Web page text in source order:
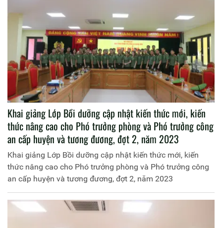
Khai giảng Lớp Bồi dưỡng cập nhật kiến thức mới, kiến
thức nâng cao cho Phó trưởng phòng và Phó trưởng công
an cấp huyện và tương đương, đợt 2, năm 2023
Khai giảng Lớp Bồi dưỡng cập nhật kiến thức mới, kiến
thức nâng cao cho Phó trưởng phòng và Phó trưởng công
an cấp huyện và tương đương, đợt 2, năm 2023